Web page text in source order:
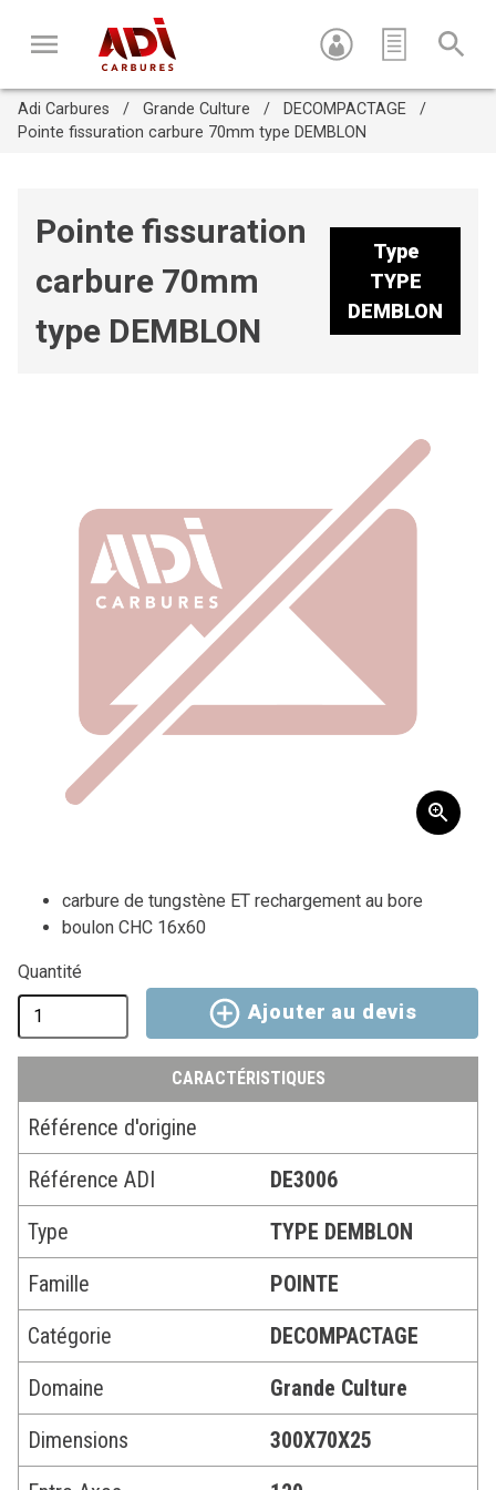
Adi Carbures Grande Culture
DECOMPACTAGE
Pointe fissuration carbure 70mm type DEMBLON
Pointe fissuration
carbure 70mm
type DEMBLON
Type
TYPE
DEMBLON
carbure de tungstène ET rechargement au bore
boulon CHC 16x60
Quantité
Ajouter au devis
CARACTÉRISTIQUES
Référence d'origine
Référence ADI
DE3006
Type
TYPE DEMBLON
Famille
POINTE
Catégorie
DECOMPACTAGE
Domaine
Grande Culture
Dimensions
300X70X25
Appuyez sur Entrée pour recherche ou sur ESC pour fermer